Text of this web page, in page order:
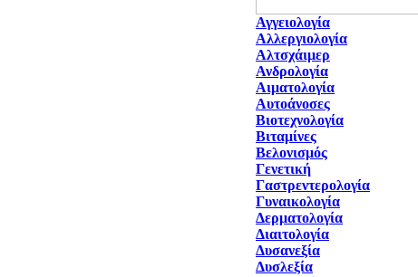
Αγγειολογία
Αλλεργιολογία
Αλτσχάιμερ
Ανδρολογία
Αιματολογία
Αυτοάνοσες
Βιοτεχνολογία
Βιταμίνες
Βελονισμός
Γενετική
Γαστρεντερολογία
Γυναικολογία
Δερματολογία
Διαιτολογία
Δυσανεξία
Δυσλεξία